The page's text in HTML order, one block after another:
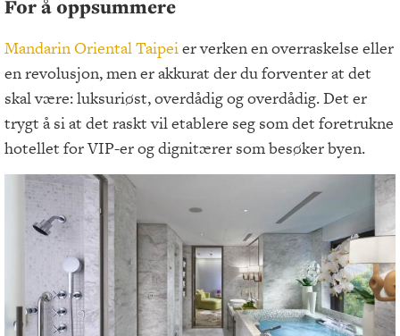
For å oppsummere
Mandarin Oriental Taipeier verken en overraskelse eller
en revolusjon, men er akkurat der du forventer at det
skal være: luksuriøst, overdådig og overdådig. Det er
trygt å si at det raskt vil etablere seg som det foretrukne
hotellet for VIP-er og dignitærer som besøker byen.